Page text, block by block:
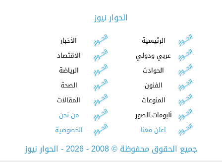
الحوار نيوز
الرئيسية
الأخبار
عربي ودولي
الاقتصاد
الحوادث
الرياضة
الفنون
الصحة
المنوعات
المقالات
ألبومات الصور
من نحن
اعلن معنا
الخصوصية
جميع الحقوق محفوظة©